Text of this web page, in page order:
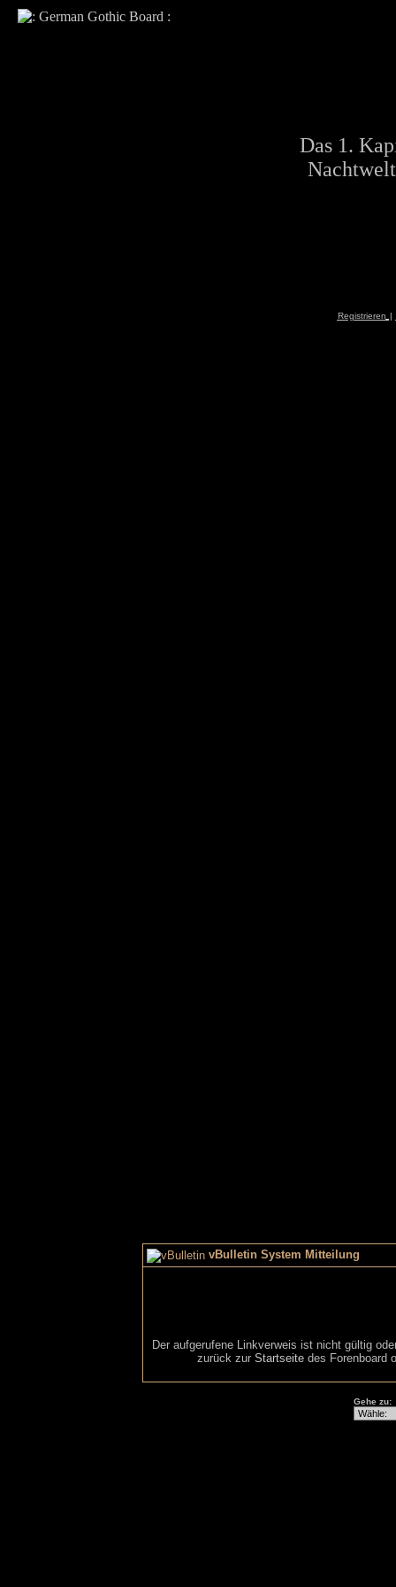
Das 1.
Registrieren |
vBulletin System Mitteilung
Der aufgerufene Linkverweis ist nicht gültig
zurück zur Startseitedes Forenboard
Gehe zu: